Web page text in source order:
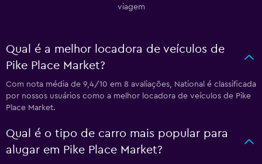
viagem
Qual é a melhor locadora de veículos de
Pike Place Market?
Com nota média de 9,4/10 em 8 avaliações, National é classificada
por nossos usuários como a melhor locadora de veículos de Pike
Place Market.
Qual é o tipo de carro mais popular para
alugar em Pike Place Market?